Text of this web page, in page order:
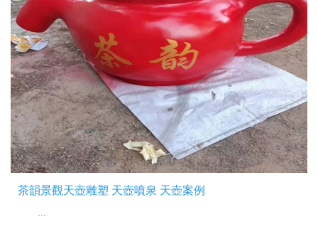
茶韻景觀天壺雕塑 天壺噴泉 天壺案例
...